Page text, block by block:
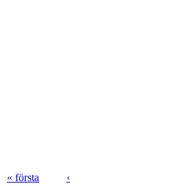
« första
‹